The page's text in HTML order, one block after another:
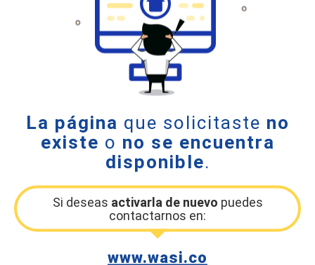
La página que solicitaste no
existe o no se encuentra
disponible.
Si deseas activarla de nuevo puedes
contactarnos en:
www.wasi.co